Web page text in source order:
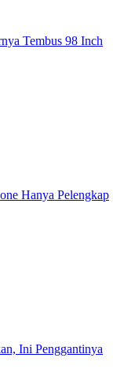
Tembus 98 Inch
Hanya Pelengkap
Ini Penggantinya